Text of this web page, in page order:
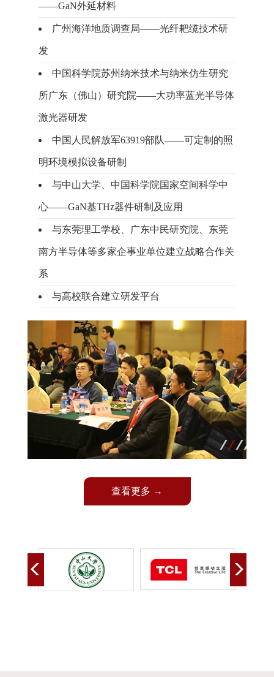
——GaN外延材料
广州海洋地质调查局——光纤耙缆技术研
发
中国科学院苏州纳米技术与纳米仿生研究
所广东（佛山）研究院——大功率蓝光半导体
激光器研发
中国人民解放军63919部队——可定制的照
明环境模拟设备研制
与中山大学、中国科学院国家空间科学中
心——GaN基THz器件研制及应用
与东莞理工学校、广东中民研究院、东莞
南方半导体等多家企事业单位建立战略合作关
系
与高校联合建立研发平台
查看更多 →